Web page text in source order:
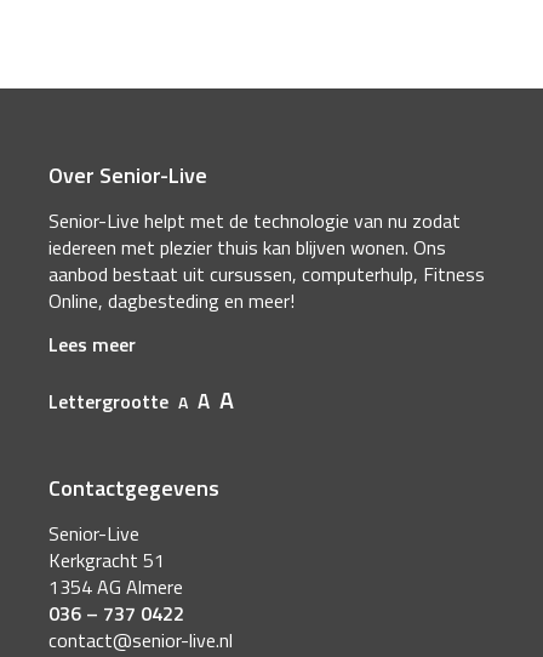
Over Senior-Live
Senior-Live helpt met de technologie van nu zodat
iedereen met plezier thuis kan blijven wonen. Ons
aanbod bestaat uit cursussen, computerhulp, Fitness
Online, dagbesteding en meer!
Lees meer
Lettergrootte A A A
Contactgegevens
Senior-Live
Kerkgracht 51
1354 AG Almere
036 – 737 0422
contact@senior-live.nl